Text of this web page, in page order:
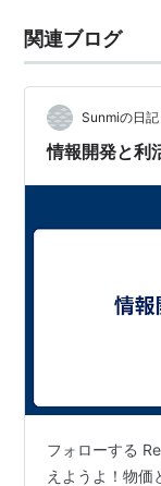
期日/365日)}
と市場の先物価
を買う、という
先物を売って現
に先物を買って
投資
関連ブログ
Sunmiの日記
情報開発と
フォローする
えようよ！物価